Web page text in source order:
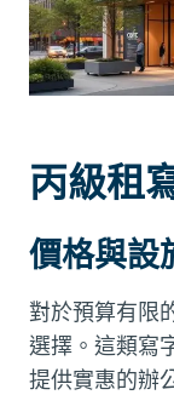
丙級租
價格與設
對於預算有限
選擇。這類寫
提供實惠的辦